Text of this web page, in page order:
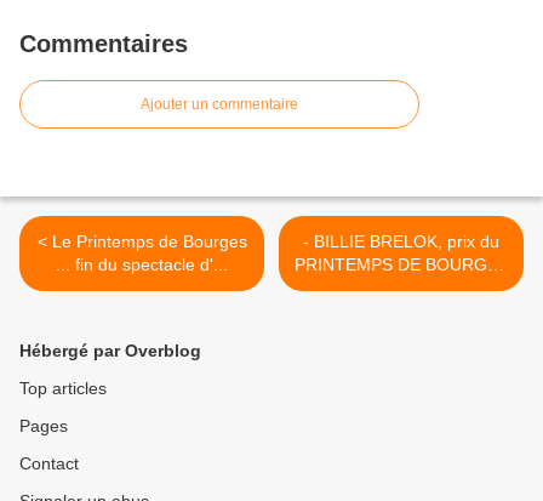
Commentaires
Ajouter un commentaire
< Le Printemps de Bourges
... fin du spectacle d'...
- BILLIE BRELOK, prix du
PRINTEMPS DE BOURGES
iNOUïS 2014 >
Hébergé par Overblog
Top articles
Pages
Contact